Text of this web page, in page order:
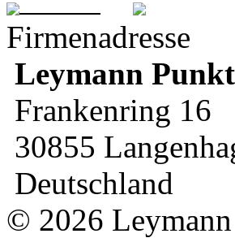
Firmenadresse
Leymann
Frankenring 16
30855
Deutschland
© 2026